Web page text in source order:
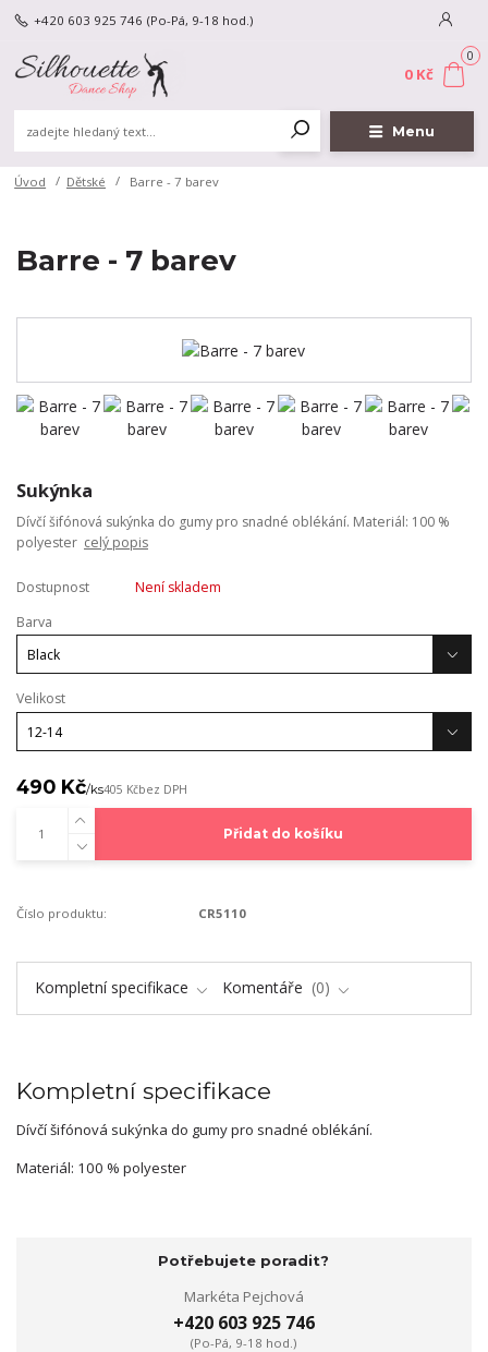
Menu
+420 603 925 746 (Po-Pá, 9-18 hod.)
0
0 Kč
Úvod Dětské Barre - 7 barev
Barre - 7 barev
Sukýnka
Dívčí šifónová sukýnka do gumy pro snadné oblékání. Materiál: 100 %
polyester celý popis
Dostupnost
Není skladem
Barva
Velikost
490 Kč/ks405 Kčbez DPH
Přidat do košíku
Číslo produktu: CR5110
Kompletní specifikace Komentáře 0
Kompletní specifikace
Dívčí šifónová sukýnka do gumy pro snadné oblékání.
Materiál: 100 % polyester
Potřebujete poradit?
Markéta Pejchová
+420 603 925 746
(Po-Pá, 9-18 hod.)